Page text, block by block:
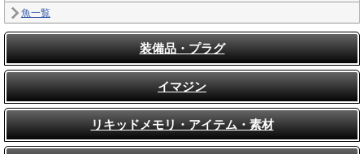
魚一覧
装備品・プラグ
イマジン
リキッドメモリ・アイテム・素材